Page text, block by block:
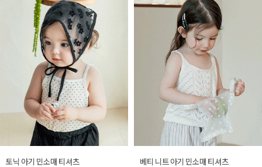
렌디 아기 라운지웨어 [SIZE ~6Y] 오뎃 라운지웨어